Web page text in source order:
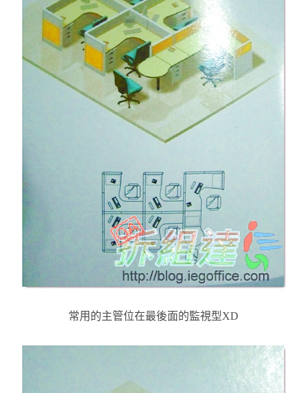
常用的主管位在最後面的監視型XD